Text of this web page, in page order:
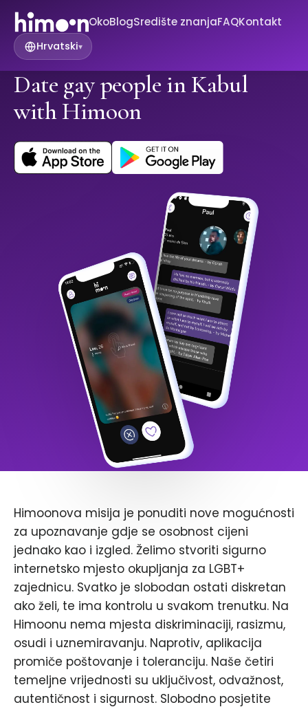
OkoBlogSredište znanjaFAQKontakt
Hrvatski▾
Date gay people in Kabul
with Himoon
Himoonova misija je ponuditi nove mogućnosti
za upoznavanje gdje se osobnost cijeni
jednako kao i izgled. Želimo stvoriti sigurno
internetsko mjesto okupljanja za LGBT+
zajednicu. Svatko je slobodan ostati diskretan
ako želi, te ima kontrolu u svakom trenutku. Na
Himoonu nema mjesta diskriminaciji, rasizmu,
osudi i uznemiravanju. Naprotiv, aplikacija
promiče poštovanje i toleranciju. Naše četiri
temeljne vrijednosti su uključivost, odvažnost,
autentičnost i sigurnost. Slobodno posjetite